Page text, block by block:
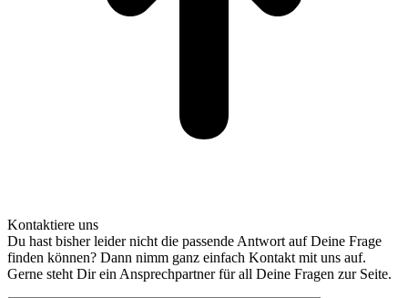
Kontaktiere uns
Du hast bisher leider nicht die passende Antwort auf Deine Frage
finden können? Dann nimm ganz einfach Kontakt mit uns auf.
Gerne steht Dir ein Ansprechpartner für all Deine Fragen zur Seite.